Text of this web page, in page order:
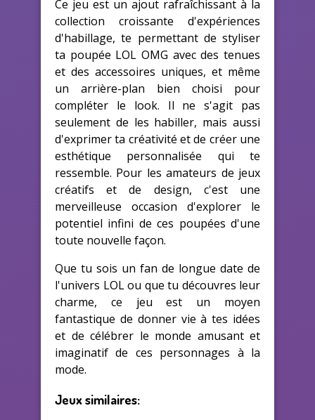
Ce jeu est un ajout rafraîchissant à la
collection croissante d'expériences
d'habillage, te permettant de styliser
ta poupée LOL OMG avec des tenues
et des accessoires uniques, et même
un arrière-plan bien choisi pour
compléter le look. Il ne s'agit pas
seulement de les habiller, mais aussi
d'exprimer ta créativité et de créer une
esthétique personnalisée qui te
ressemble. Pour les amateurs de jeux
créatifs et de design, c'est une
merveilleuse occasion d'explorer le
potentiel infini de ces poupées d'une
toute nouvelle façon.
Que tu sois un fan de longue date de
l'univers LOL ou que tu découvres leur
charme, ce jeu est un moyen
fantastique de donner vie à tes idées
et de célébrer le monde amusant et
imaginatif de ces personnages à la
mode.
Jeux similaires: